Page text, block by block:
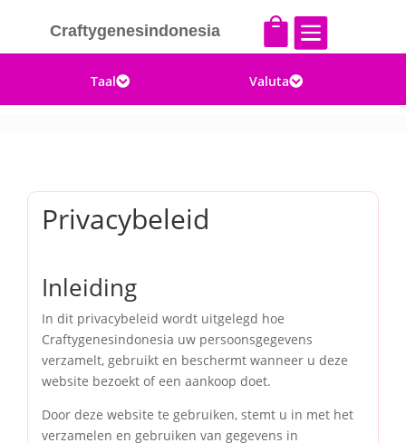
Craftygenesindonesia  
Taal Valuta
Privacybeleid
Inleiding
In dit privacybeleid wordt uitgelegd hoe
Craftygenesindonesia uw persoonsgegevens
verzamelt, gebruikt en beschermt wanneer u deze
website bezoekt of een aankoop doet.
Door deze website te gebruiken, stemt u in met het
verzamelen en gebruiken van gegevens in